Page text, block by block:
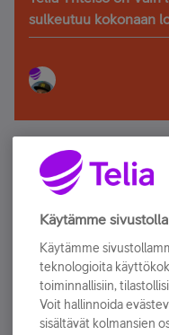
sulkeutuu kokonaan
Älä jää paitsi –
Tilaa Telian
sähköpostiisi.
Tilaa nyt
Käytämme
Käytämme
teknologioita
toiminnallisiin,
Voit hallinnoida
sisältävät kolmansien